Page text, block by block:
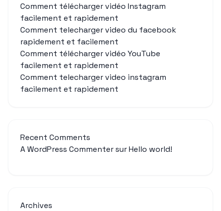
Comment télécharger vidéo Instagram
facilement et rapidement
Comment telecharger video du facebook
rapidement et facilement
Comment télécharger vidéo YouTube
facilement et rapidement
Comment telecharger video instagram
facilement et rapidement
Recent Comments
A WordPress CommentersurHello world!
Archives